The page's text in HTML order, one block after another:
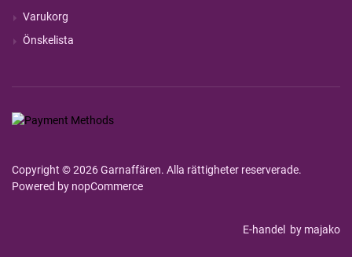
Varukorg
Önskelista
Copyright © 2026 Garnaffären. Alla rättigheter reserverade.
Powered by nopCommerce
E-handel by majako